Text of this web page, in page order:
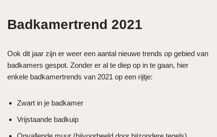
Badkamertrend 2021
Ook dit jaar zijn er weer een aantal nieuwe trends op gebied van
badkamers gespot. Zonder er al te diep op in te gaan, hier
enkele badkamertrends van 2021 op een rijtje:
Zwart in je badkamer
Vrijstaande badkuip